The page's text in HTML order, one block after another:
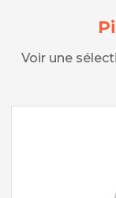
Voir une